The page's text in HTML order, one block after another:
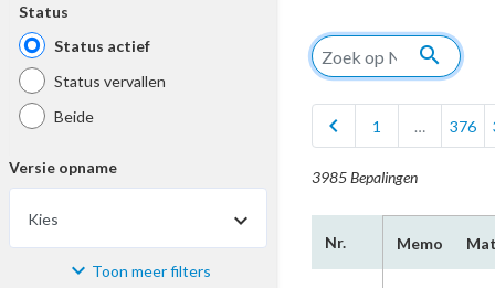
Status
Status actief
Status vervallen
Beide
Versie opname
Kies
Materiaal Toon meer filters
search
chevron_left 1 … 376
3985 Bepalingen
Nr. Memo